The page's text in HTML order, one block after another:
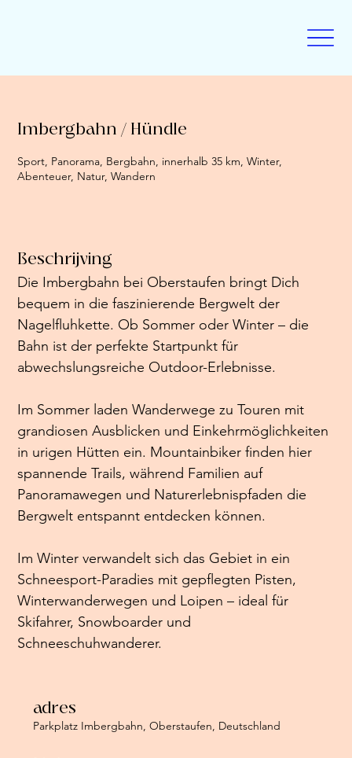
Imbergbahn / Hündle
Sport, Panorama, Bergbahn, innerhalb 35 km, Winter,
Abenteuer, Natur, Wandern
Beschrijving
Die Imbergbahn bei Oberstaufen bringt Dich
bequem in die faszinierende Bergwelt der
Nagelfluhkette. Ob Sommer oder Winter – die
Bahn ist der perfekte Startpunkt für
abwechslungsreiche Outdoor-Erlebnisse.
Im Sommer laden Wanderwege zu Touren mit
grandiosen Ausblicken und Einkehrmöglichkeiten
in urigen Hütten ein. Mountainbiker finden hier
spannende Trails, während Familien auf
Panoramawegen und Naturerlebnispfaden die
Bergwelt entspannt entdecken können.
Im Winter verwandelt sich das Gebiet in ein
Schneesport-Paradies mit gepflegten Pisten,
Winterwanderwegen und Loipen – ideal für
Skifahrer, Snowboarder und
Schneeschuhwanderer.
adres
Parkplatz Imbergbahn, Oberstaufen, Deutschland